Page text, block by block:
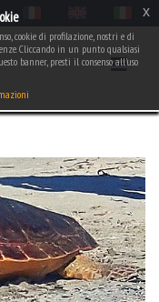
cookie di profilazione, nostri e di
Cliccando in un punto qualsiasi
banner, presti il consenso all'uso
x